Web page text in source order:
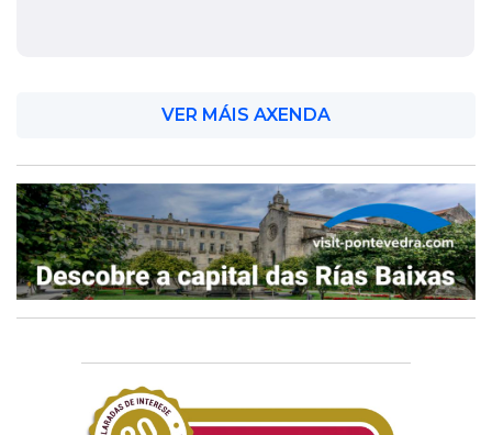
VER MÁIS AXENDA